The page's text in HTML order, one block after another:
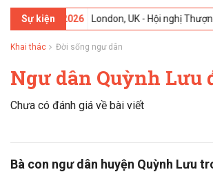
Sự kiện
02-2026 London, UK - Hội nghị Thượng
Khai thác Đời sống ngư dân
Ngư dân Quỳnh Lưu
Chưa có đánh giá về bài viết
Bà con ngư dân huyện Quỳnh Lưu